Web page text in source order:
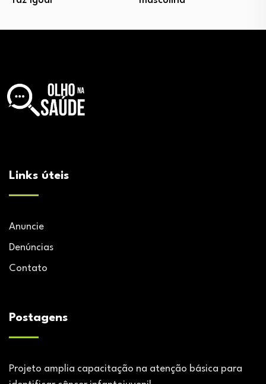
Links úteis
Anuncie
Denúncias
Contato
Postagens
Projeto amplia capacitação na atenção básica para